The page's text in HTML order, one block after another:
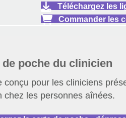
Téléchargez les
Commander les
de poche du clinicien
conçu pour les cliniciens
chez les personnes aînées.